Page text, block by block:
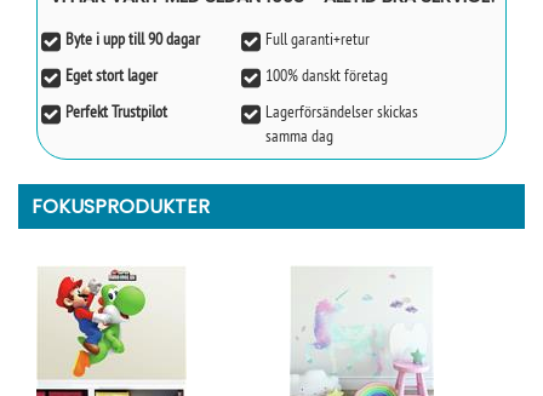
Byte i upp till 90 dagar
Full garanti+retur
Eget stort lager
100% danskt företag
Perfekt Trustpilot
Lagerförsändelser skickas
samma dag
FOKUSPRODUKTER